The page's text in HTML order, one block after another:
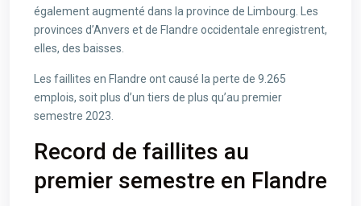
également augmenté dans la province de Limbourg. Les
provinces d’Anvers et de Flandre occidentale enregistrent,
elles, des baisses.
Les faillites en Flandre ont causé la perte de 9.265
emplois, soit plus d’un tiers de plus qu’au premier
semestre 2023.
Record de faillites au
premier semestre en Flandre